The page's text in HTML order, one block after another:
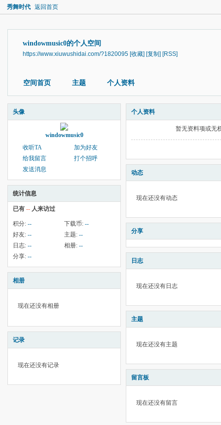
秀舞时代 返回首页
windowmusic0的个人空间
https://www.xiuwushidai.com/?1820095 [收藏] [复制] [RSS]
空间首页 主题 个人资料
头像
windowmusic0
收听TA
加为好友
给我留言
打个招呼
发送消息
统计信息
已有 -- 人来访过
积分: -- 下载币: --
好友: -- 主题: --
日志: -- 相册: --
分享: --
相册
现在还没有相册
记录
现在还没有记录
个人资料
暂无资料项或无
动态
现在还没有动态
分享
日志
现在还没有日志
主题
现在还没有主题
留言板
现在还没有留言